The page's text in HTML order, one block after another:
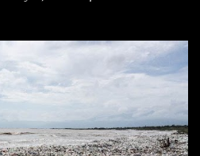
director comercial y de desarrollo
una oportunidad en el
especializados hechos
que buscaban cuidar su salud sin
de la Ciudad de Guatemala,
Alimentos en la Universidad del